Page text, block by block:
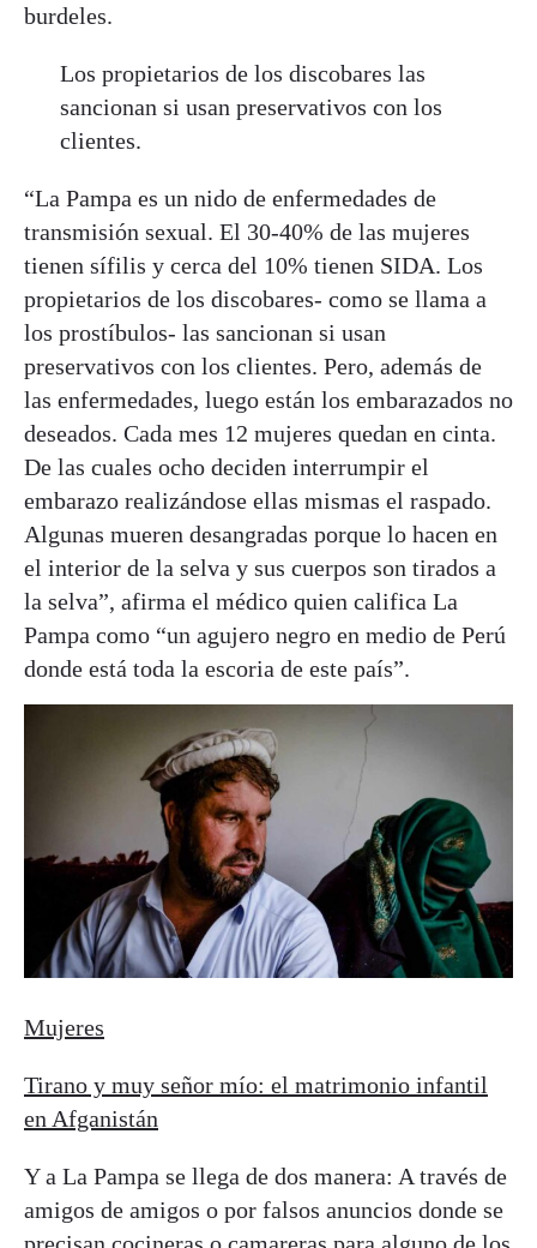
burdeles.
Los propietarios de los discobares las
sancionan si usan preservativos con los
clientes.
“La Pampa es un nido de enfermedades de
transmisión sexual. El 30-40% de las mujeres
tienen sífilis y cerca del 10% tienen SIDA. Los
propietarios de los discobares- como se llama a
los prostíbulos- las sancionan si usan
preservativos con los clientes. Pero, además de
las enfermedades, luego están los embarazados no
deseados. Cada mes 12 mujeres quedan en cinta.
De las cuales ocho deciden interrumpir el
embarazo realizándose ellas mismas el raspado.
Algunas mueren desangradas porque lo hacen en
el interior de la selva y sus cuerpos son tirados a
la selva”, afirma el médico quien califica La
Pampa como “un agujero negro en medio de Perú
donde está toda la escoria de este país”.
Mujeres
Tirano y muy señor mío: el matrimonio infantil
en Afganistán
Y a La Pampa se llega de dos manera: A través de
amigos de amigos o por falsos anuncios donde se